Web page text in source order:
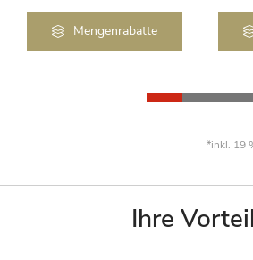
Mengenrabatte
*inkl. 19
Ihre